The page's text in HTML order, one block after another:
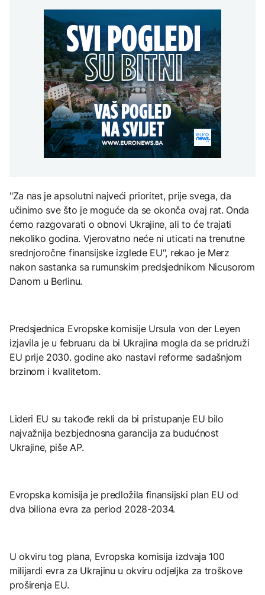
CRNA HRONIKA
Saobraćajna nesreća
kod Banjaluke, mladić
(23) izgubio život
Objavljeni novi detalji
sudara vozova:
Povrijeđeno 25 osoba
Trumpov plan za Gazu i
povlačenja"
AKTUELNO
Italijanski obavještajni
podaci: Seuta postaje
centar za radikalizaciju i
regrutaciju džihadista
Sarajevo Film Festival
ZANIMLJIVOSTI
Pripremite se za nebeski
spektakl: Kiša meteora
Perseidi stiže sredinom
augusta
TEHNOLOGIJA
djece moraju platiti 942
miliona dolara
"Za nas je apsolutni najveći prioritet, prije svega, da
učinimo sve što je moguće da se okonča ovaj rat. Onda
ćemo razgovarati o obnovi Ukrajine, ali to će trajati
nekoliko godina. Vjerovatno neće ni uticati na trenutne
srednjoročne finansijske izglede EU", rekao je Merz
nakon sastanka sa rumunskim predsjednikom Nicusorom
Danom u Berlinu.
Predsjednica Evropske komisije Ursula von der Leyen
izjavila je u februaru da bi Ukrajina mogla da se pridruži
EU prije 2030. godine ako nastavi reforme sadašnjom
brzinom i kvalitetom.
Lideri EU su takođe rekli da bi pristupanje EU bilo
najvažnija bezbjednosna garancija za budućnost
Ukrajine, piše AP.
Evropska komisija je predložila finansijski plan EU od
dva biliona evra za period 2028-2034.
U okviru tog plana, Evropska komisija izdvaja 100
milijardi evra za Ukrajinu u okviru odjeljka za troškove
proširenja EU.